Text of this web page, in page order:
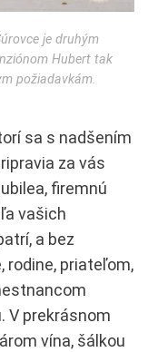
je druhým
Hubert tak
požiadavkám.
sa s nadšením
za vás
firemnú
vašich
a bez
rodine, priateľom,
V prekrásnom
vína, šálkou